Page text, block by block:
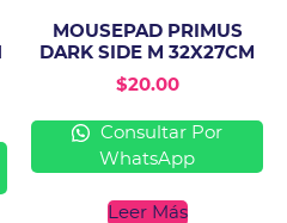
MOUSEPAD PRIMUS
DARK SIDE M 32X27CM
$20.00
Consultar Por
WhatsApp
Leer Más